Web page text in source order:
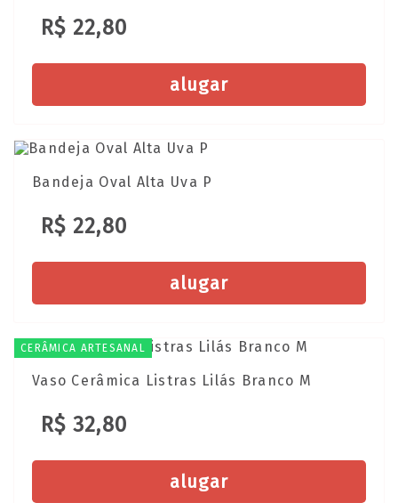
R$ 22,80
alugar
Bandeja Oval Alta Uva P
R$ 22,80
alugar
CERÂMICA ARTESANAL
Vaso Cerâmica Listras Lilás Branco M
R$ 32,80
alugar